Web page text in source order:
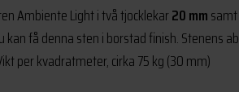
Ambiente Light i två tjocklekar20 mmsamt
få denna sten i borstad finish. Stenens
per kvadratmeter, cirka 75 kg (30 mm)